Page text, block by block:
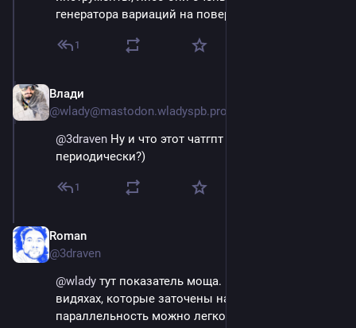
генератора вариаций на поверхности.
1
Влади
@wlady@mastodon.wladyspb.pro
@3draven Ну и что этот чатгпт выдаёт
периодически?)
1
Roman
@3draven
@wlady тут показатель моща. Этим способом на
видяхах, которые заточены на матрицы и
параллельность можно легко переборы делать.